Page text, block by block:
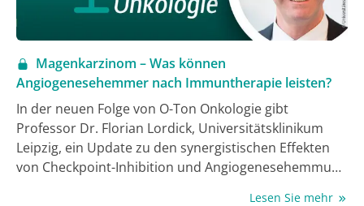
Magenkarzinom – Was können
Angiogenesehemmer nach Immuntherapie leisten?
In der neuen Folge von O-Ton Onkologie gibt
Professor Dr. Florian Lordick, Universitätsklinikum
Leipzig, ein Update zu den synergistischen Effekten
von Checkpoint-Inhibition und Angiogenesehemmung
Lesen Sie mehr